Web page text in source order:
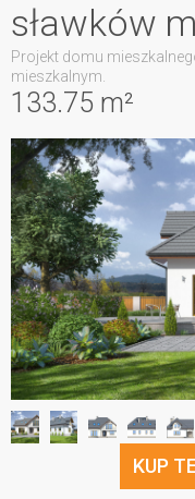
133.75 m²
sławków
Projekt domu
mieszkalnym.
KUP